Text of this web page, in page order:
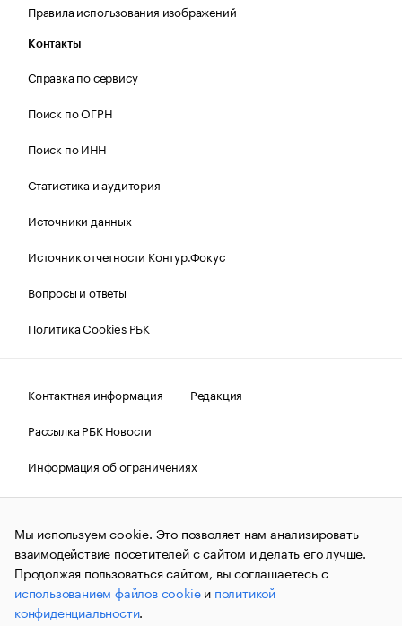
Правила использования изображений
Контакты
Справка по сервису
Поиск по ОГРН
Поиск по ИНН
Статистика и аудитория
Источники данных
Источник отчетности Контур.Фокус
Вопросы и ответы
Политика Cookies РБК
Контактная информация
Редакция
Рассылка РБК Новости
Информация об ограничениях
Правовая информация
О соблюдении авторских прав
© АО «РОСБИЗНЕСКОНСАЛТИНГ»,1995–2026.Сообщения
и материалы информационного агентства «РБК»
(зарегистрировано Федеральной службой по надзору в сфере
связи, информационных технологий и массовых
коммуникаций (Роскомнадзор) 09.12.2015 за номером ИА
№ФС77-63848) сопровождаются пометкой «РБК». Отдельные
публикации могут содержать информацию,
Мы используем cookie. Это позволяет нам анализировать
взаимодействие посетителей с сайтом и делать его лучше.
Продолжая пользоваться сайтом, вы соглашаетесь с
использованием файлов cookieи политикой
конфиденциальности.